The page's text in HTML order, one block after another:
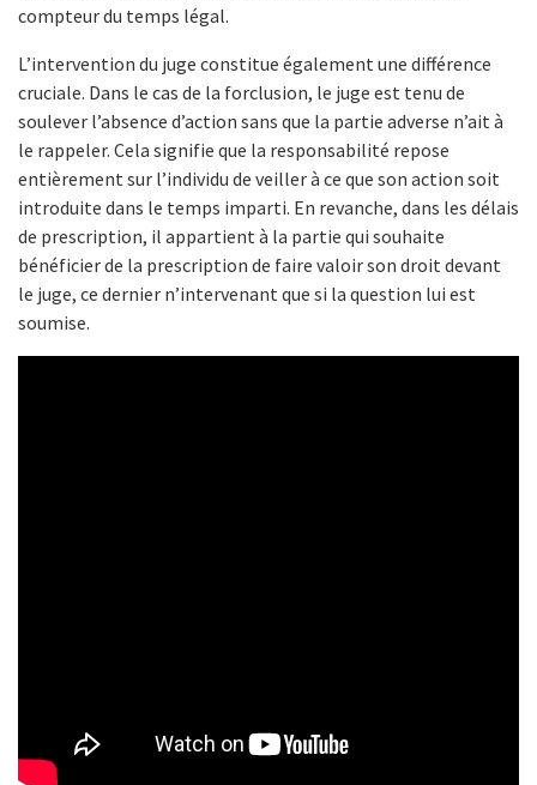
compteur du temps légal.
L’intervention du juge constitue également une différence
cruciale. Dans le cas de la forclusion, le juge est tenu de
soulever l’absence d’action sans que la partie adverse n’ait à
le rappeler. Cela signifie que la responsabilité repose
entièrement sur l’individu de veiller à ce que son action soit
introduite dans le temps imparti. En revanche, dans les délais
de prescription, il appartient à la partie qui souhaite
bénéficier de la prescription de faire valoir son droit devant
le juge, ce dernier n’intervenant que si la question lui est
soumise.